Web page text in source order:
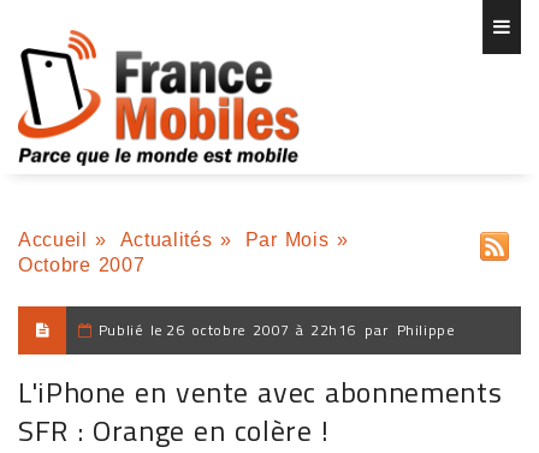
Accueil » Actualités » Par Mois »
Octobre 2007
Publié le 26 octobre 2007 à 22h16 par Philippe
L'iPhone en vente avec abonnements
SFR : Orange en colère !